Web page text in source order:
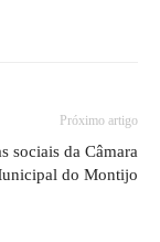
Próximo artigo
sociais da Câmara
do Montijo